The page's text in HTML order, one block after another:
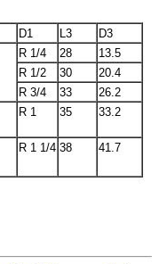
D1 L3
D3
R 1/4 28
13.5
R 1/2 30
20.4
R 3/4 33
26.2
R 1 35 33.2
R 1 1/4 38
41.7